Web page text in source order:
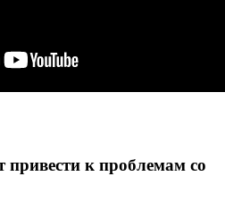
к проблемам со